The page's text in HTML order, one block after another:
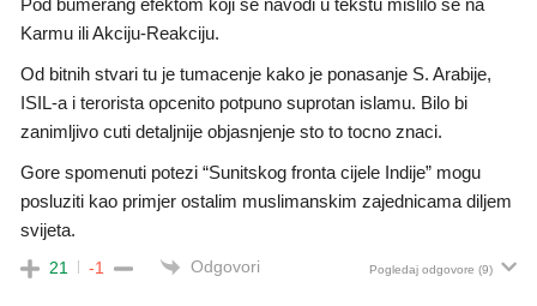
Karmu ili Akciju-Reakciju.
Od bitnih stvari tu je tumacenje kako je ponasanje S. Arabije,
ISIL-a i terorista opcenito potpuno suprotan islamu. Bilo bi
zanimljivo cuti detaljnije objasnjenje sto to tocno znaci.
Gore spomenuti potezi “Sunitskog fronta cijele Indije” mogu
posluziti kao primjer ostalim muslimanskim zajednicama diljem
svijeta.
21 -1 Odgovori Pogledaj odgovore (9)